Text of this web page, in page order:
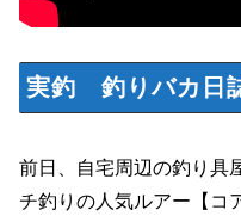
実釣 釣りバカ日
前日、自宅周辺の釣り
チ釣りの人気ルアー【コ